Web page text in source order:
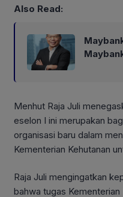
Also Read:
Menhut Raja Juli
eselon I ini merupakan
organisasi baru dalam
Kementerian Kehutanan
Raja Juli mengingatkan
bahwa tugas